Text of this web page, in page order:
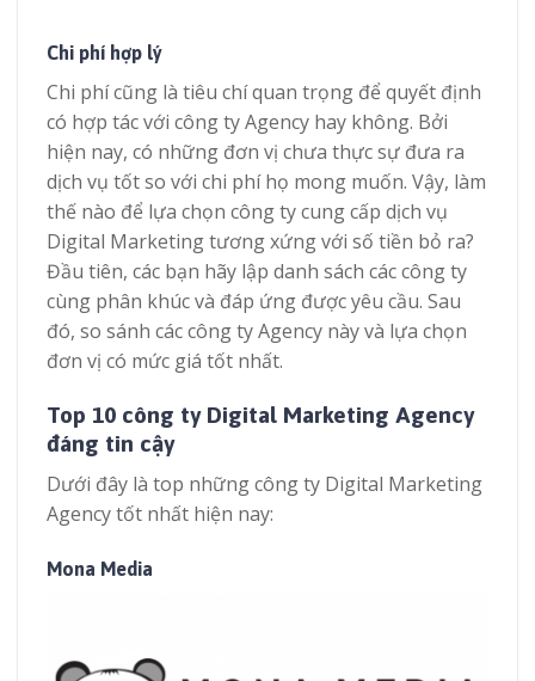
Chi phí hợp lý
Chi phí cũng là tiêu chí quan trọng để quyết định
có hợp tác với công ty Agency hay không. Bởi
hiện nay, có những đơn vị chưa thực sự đưa ra
dịch vụ tốt so với chi phí họ mong muốn. Vậy, làm
thế nào để lựa chọn công ty cung cấp dịch vụ
Digital Marketing tương xứng với số tiền bỏ ra?
Đầu tiên, các bạn hãy lập danh sách các công ty
cùng phân khúc và đáp ứng được yêu cầu. Sau
đó, so sánh các công ty Agency này và lựa chọn
đơn vị có mức giá tốt nhất.
Top 10 công ty Digital Marketing Agency
đáng tin cậy
Dưới đây là top những công ty Digital Marketing
Agency tốt nhất hiện nay:
Mona Media